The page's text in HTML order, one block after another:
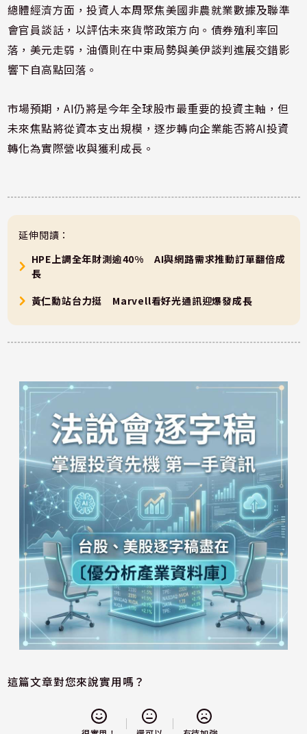
總體經濟方面，投資人本周聚焦美國非農就業數據及聯準
會官員談話，以評估未來貨幣政策方向。債券殖利率回
落，美元走弱，油價則在中東局勢與美伊談判進展交錯影
響下自高點回落。
市場預期，AI仍將是今年全球股市最重要的投資主軸，但
未來焦點將從資本支出規模，逐步轉向企業能否將AI投資
轉化為實際營收與獲利成長。
延伸閱讀：
HPE上調全年財測逾40% AI與網路需求推動訂單翻倍成
長
黃仁勳站台力挺 Marvell看好光通訊迎爆發成長
這篇文章對您來說實用嗎？